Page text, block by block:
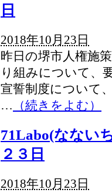
日
2018年10月23日
昨日の堺市人権施
り組みについて、
宣誓制度につい
… （続きをよむ）
71Labo(なない
２３日
2018年10月23日